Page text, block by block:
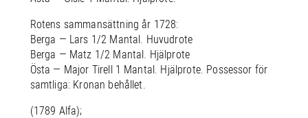
Rotens sammansättning år 1728:
Berga — Lars 1/2 Mantal. Huvudrote
Berga — Matz 1/2 Mantal. Hjälprote
Östa — Major Tirell 1 Mantal. Hjälprote. Possessor för
samtliga: Kronan behållet.
(1789 Alfa);